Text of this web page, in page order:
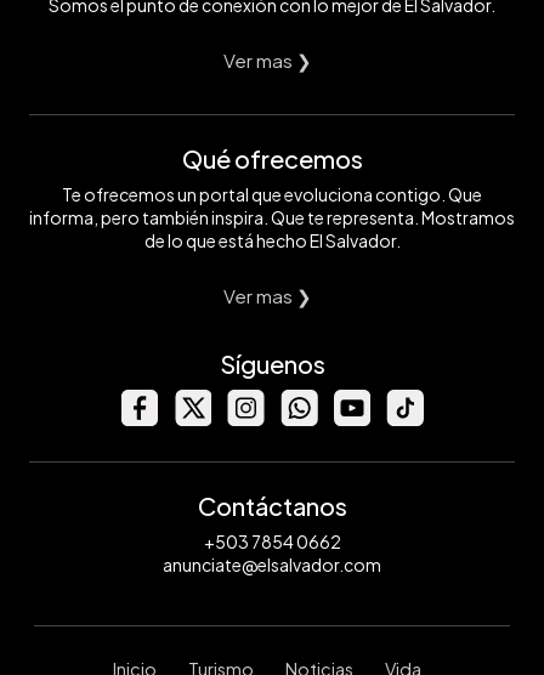
Somos el punto de conexión con lo mejor de El Salvador.
Ver mas ❯
Qué ofrecemos
Te ofrecemos un portal que evoluciona contigo. Que
informa, pero también inspira. Que te representa. Mostramos
de lo que está hecho El Salvador.
Ver mas ❯
Síguenos
Contáctanos
+503 7854 0662
anunciate@elsalvador.com
Inicio Turismo Noticias Vida